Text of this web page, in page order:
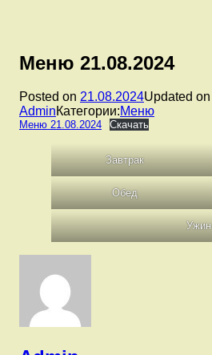
Меню 21.08.2024
Posted on 21.08.2024Updated on
AdminКатегории:Меню
Меню 21.08.2024 Скачать
Завтрак
Обед
Ужин